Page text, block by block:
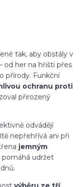
tak, aby obstály v
od her na hřišti přes
přírody. Funkční
ochranu proti
přirozený
odvádějí
nepřehřívá ani při
jemným
udržet